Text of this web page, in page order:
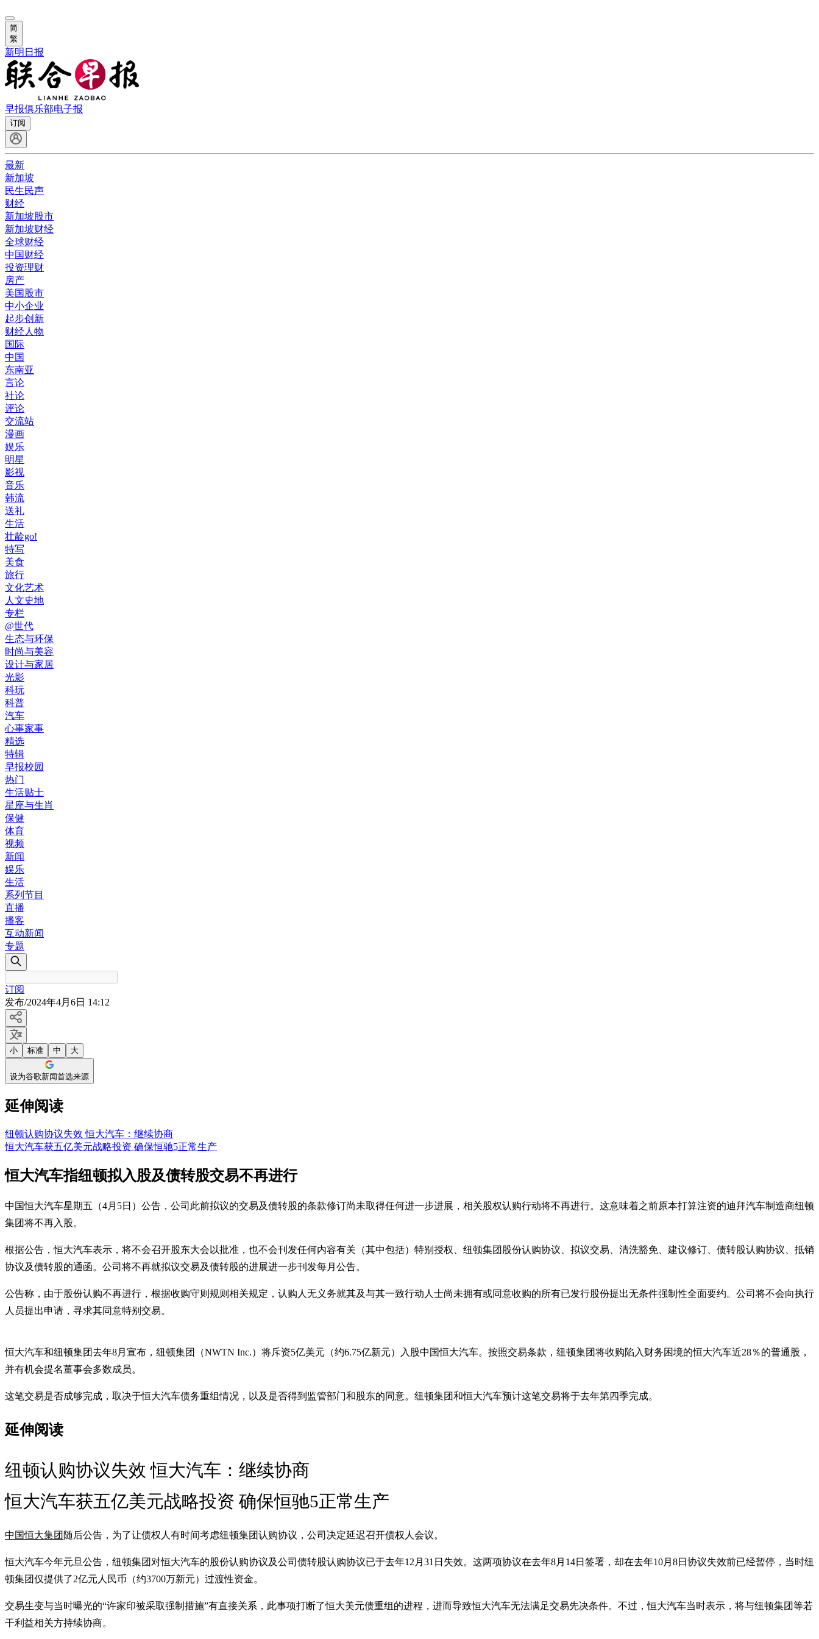
简
繁
新明日报
早报俱乐部电子报
订阅
最新
新加坡
民生民声
财经
新加坡股市
新加坡财经
全球财经
中国财经
投资理财
房产
美国股市
中小企业
起步创新
财经人物
国际
中国
东南亚
言论
社论
评论
交流站
漫画
娱乐
明星
影视
音乐
韩流
送礼
生活
壮龄go!
特写
美食
旅行
文化艺术
人文史地
专栏
@世代
生态与环保
时尚与美容
设计与家居
光影
科玩
科普
汽车
心事家事
精选
特辑
早报校园
热门
生活贴士
星座与生肖
保健
体育
视频
新闻
娱乐
生活
系列节目
直播
播客
互动新闻
专题
订阅
发布/2024年4月6日 14:12
小 标准 中 大
设为谷歌新闻首选来源
延伸阅读
纽顿认购协议失效 恒大汽车：继续协商
恒大汽车获五亿美元战略投资 确保恒驰5正常生产
恒大汽车指纽顿拟入股及债转股交易不再进行
中国恒大汽车星期五（4月5日）公告，公司此前拟议的交易及债转股的条款修订尚未取得任何进一步进展，相关股权认购行动将不再进行。这意味着之前原本打算注资的迪拜汽车制造商纽顿
集团将不再入股。
根据公告，恒大汽车表示，将不会召开股东大会以批准，也不会刊发任何内容有关（其中包括）特别授权、纽顿集团股份认购协议、拟议交易、清洗豁免、建议修订、债转股认购协议、抵销
协议及债转股的通函。公司将不再就拟议交易及债转股的进展进一步刊发每月公告。
公告称，由于股份认购不再进行，根据收购守则规则相关规定，认购人无义务就其及与其一致行动人士尚未拥有或同意收购的所有已发行股份提出无条件强制性全面要约。公司将不会向执行
人员提出申请，寻求其同意特别交易。
恒大汽车和纽顿集团去年8月宣布，纽顿集团（NWTN Inc.）将斥资5亿美元（约6.75亿新元）入股中国恒大汽车。按照交易条款，纽顿集团将收购陷入财务困境的恒大汽车近28％的普通股，
并有机会提名董事会多数成员。
这笔交易是否成够完成，取决于恒大汽车债务重组情况，以及是否得到监管部门和股东的同意。纽顿集团和恒大汽车预计这笔交易将于去年第四季完成。
延伸阅读
纽顿认购协议失效 恒大汽车：继续协商
恒大汽车获五亿美元战略投资 确保恒驰5正常生产
中国恒大集团 随后公告，为了让债权人有时间考虑纽顿集团认购协议，公司决定延迟召开债权人会议。
恒大汽车今年元旦公告，纽顿集团对恒大汽车的股份认购协议及公司债转股认购协议已于去年12月31日失效。这两项协议在去年8月14日签署，却在去年10月8日协议失效前已经暂停，当时纽
顿集团仅提供了2亿元人民币（约3700万新元）过渡性资金。
交易生变与当时曝光的“许家印被采取强制措施”有直接关系，此事项打断了恒大美元债重组的进程，进而导致恒大汽车无法满足交易先决条件。不过，恒大汽车当时表示，将与纽顿集团等若
干利益相关方持续协商。